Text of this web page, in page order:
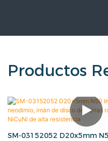
Productos
SM-03152052 D20x5mm